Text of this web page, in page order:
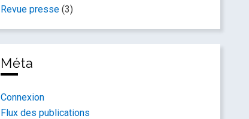
Revue presse (3)
Méta
Connexion
Flux des publications